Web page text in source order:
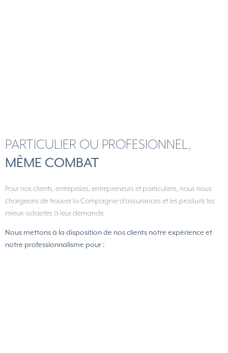
PARTICULIER OU PROFESIONNEL,
MÊME COMBAT
Pour nos clients, entreprises, entrepreneurs et particuliers, nous nous
chargeons de trouver la Compagnie d’assurances et les produits les
mieux adaptés à leur demande.
Nous mettons à la disposition de nos clients notre expérience et
notre professionnalisme pour :